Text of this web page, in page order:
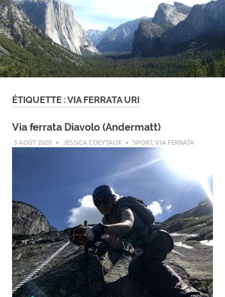
ÉTIQUETTE :VIA FERRATA URI
Via ferrata Diavolo (Andermatt)
3 AOÛT 2020 JESSICA COEYTAUX SPORT,VIA FERRATA